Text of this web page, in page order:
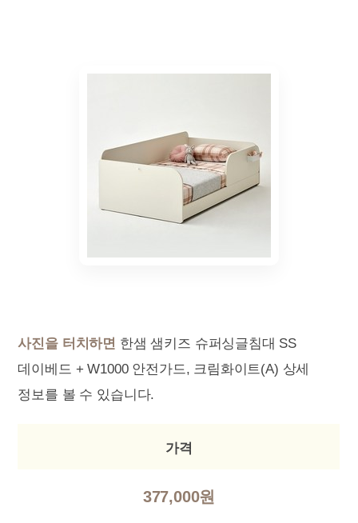
사진을 터치하면 한샘 샘키즈 슈퍼싱글침대 SS
데이베드 + W1000 안전가드, 크림화이트(A) 상세
정보를 볼 수 있습니다.
가격
377,000원